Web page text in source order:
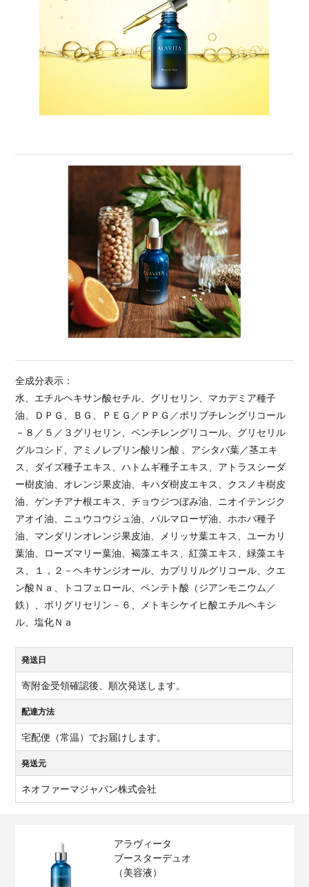
全成分表示：
水、エチルヘキサン酸セチル、グリセリン、マカデミア種子
油、ＤＰＧ、ＢＧ、ＰＥＧ／ＰＰＧ／ポリブチレングリコール
－８／５／３グリセリン、ペンチレングリコール、グリセリル
グルコシド、アミノレブリン酸リン酸 、アシタバ葉／茎エキ
ス、ダイズ種子エキス、ハトムギ種子エキス、アトラスシーダ
ー樹皮油、オレンジ果皮油、キハダ樹皮エキス、クスノキ樹皮
油、ゲンチアナ根エキス、チョウジつぼみ油、ニオイテンジク
アオイ油、ニュウコウジュ油、パルマローザ油、ホホバ種子
油、マンダリンオレンジ果皮油、メリッサ葉エキス、ユーカリ
葉油、ローズマリー葉油、褐藻エキス、紅藻エキス、緑藻エキ
ス、１，２－ヘキサンジオール、カプリリルグリコール、クエ
ン酸Ｎａ、トコフェロール、ペンテト酸（ジアンモニウム／
鉄）、ポリグリセリン－６、メトキシケイヒ酸エチルヘキシ
ル、塩化Ｎａ
発送日
寄附金受領確認後、順次発送します。
配達方法
宅配便（常温）でお届けします。
発送元
ネオファーマジャパン株式会社
アラヴィータ
ブースターデュオ
（美容液）